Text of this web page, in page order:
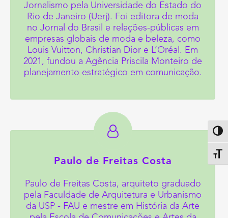
Jornalismo pela Universidade do Estado do
Rio de Janeiro (Uerj). Foi editora de moda
no Jornal do Brasil e relações-públicas em
empresas globais de moda e beleza, como
Louis Vuitton, Christian Dior e L’Oréal. Em
2021, fundou a Agência Priscila Monteiro de
planejamento estratégico em comunicação.
Paulo de Freitas Costa
Paulo de Freitas Costa, arquiteto graduado
pela Faculdade de Arquitetura e Urbanismo
da USP - FAU e mestre em História da Arte